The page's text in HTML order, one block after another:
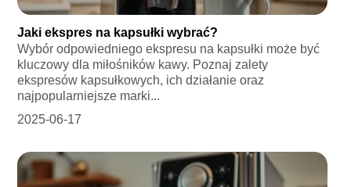
Jaki ekspres na kapsułki wybrać?
Wybór odpowiedniego ekspresu na kapsułki może być
kluczowy dla miłośników kawy. Poznaj zalety
ekspresów kapsułkowych, ich działanie oraz
najpopularniejsze marki...
2025-06-17